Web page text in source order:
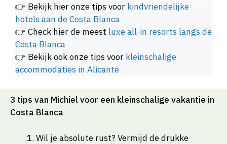
👉 Bekijk hier onze tips voor kindvriendelijke
hotels aan de Costa Blanca
👉 Check hier de meest luxe all-in resorts langs de
Costa Blanca
👉 Bekijk ook onze tips voor kleinschalige
accommodaties in Alicante
3 tips van Michiel voor een kleinschalige vakantie in
Costa Blanca
Wil je absolute rust? Vermijd de drukke